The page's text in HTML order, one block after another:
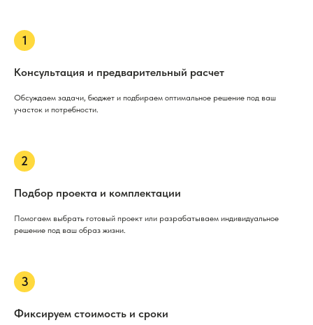
Консультация и предварительный расчет
Обсуждаем задачи, бюджет и подбираем оптимальное решение под ваш
участок и потребности.
Подбор проекта и комплектации
Помогаем выбрать готовый проект или разрабатываем индивидуальное
решение под ваш образ жизни.
Фиксируем стоимость и сроки